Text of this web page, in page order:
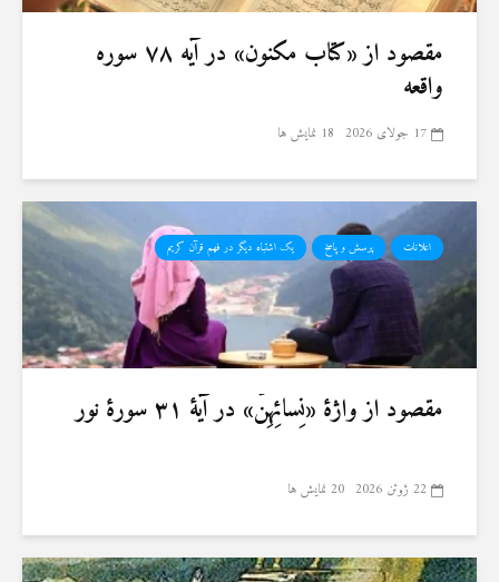
مقصود از «کتاب مکنون» در آیه ۷۸ سوره
واقعه
17 جولای 2026 18 نمایش ها
اعلانات پرسش و پاسخ یک اشتباه دیگر در فهم قرآن کریم
مقصود از واژهٔ «نِسائِهِنَّ» در آیهٔ ۳۱ سورهٔ نور
22 ژوئن 2026 20 نمایش ها
19 جولای 2026